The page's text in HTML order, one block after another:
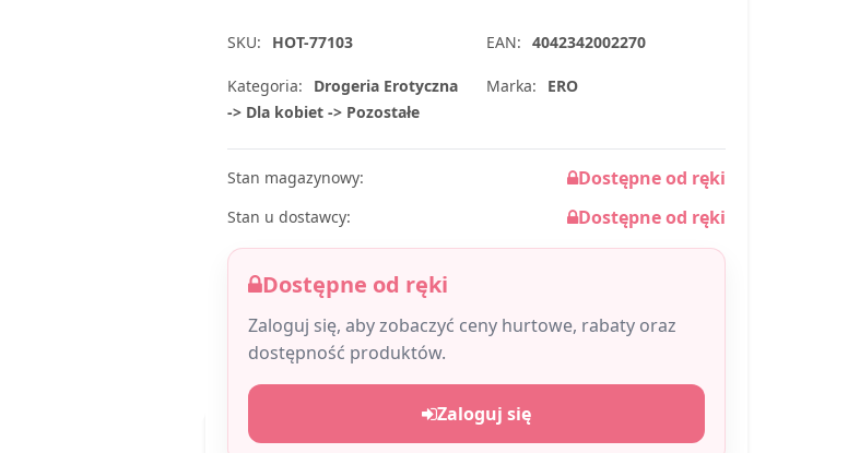
SKU: HOT-77103 EAN: 4042342002270
Kategoria:
Drogeria Erotyczna
-> Dla kobiet -> Pozostałe
Marka: ERO
Stan magazynowy: Dostępne od ręki
Stan u dostawcy: Dostępne od ręki
Dostępne od ręki
Zaloguj się, aby zobaczyć ceny hurtowe, rabaty oraz
dostępność produktów.
Zaloguj się